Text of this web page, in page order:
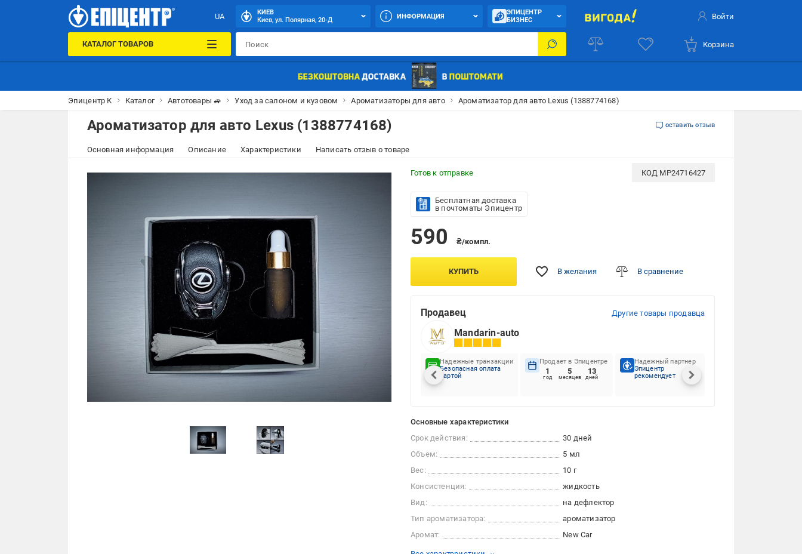
UA
КИЕВ
Киев, ул. Полярная, 20-Д
ИНФОРМАЦИЯ
ЭПИЦЕНТР
БИЗНЕС
Войти
КАТАЛОГ ТОВАРОВ Корзина
Эпицентр К Каталог Автотовары 🚙 Уход за салоном и кузовом Ароматизаторы для авто Ароматизатор для авто Lexus (1388774168)
Ароматизатор для авто Lexus (1388774168) оставить отзыв
Основная информация Описание Характеристики Написать отзыв о товаре
Готов к отправке КОД MP24716427
Бесплатная доставка
в почтоматы Эпицентр
590 ₴/компл.
КУПИТЬ В желания В сравнение
Продавец Другие товары продавца
Mandarin-auto
Надежные транзакции
Безопасная оплата
картой
Продает в Эпицентре
1
год
5
месяцев
13
дней
Надежный партнер
Эпицентр
рекомендует
Основные характеристики
Срок действия:
30 дней
Объем:
5 мл
Вес:
10 г
Консистенция:
жидкость
Вид:
на дефлектор
Тип ароматизатора:
ароматизатор
Аромат:
New Car